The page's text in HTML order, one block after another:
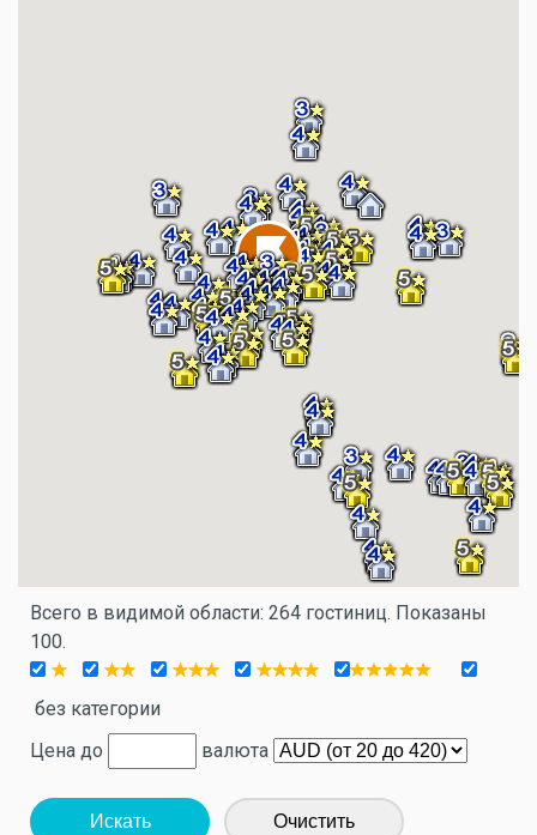
Всего в видимой области: 264 гостиниц. Показаны
100.
без категории
Цена до
валюта
Искать Очистить